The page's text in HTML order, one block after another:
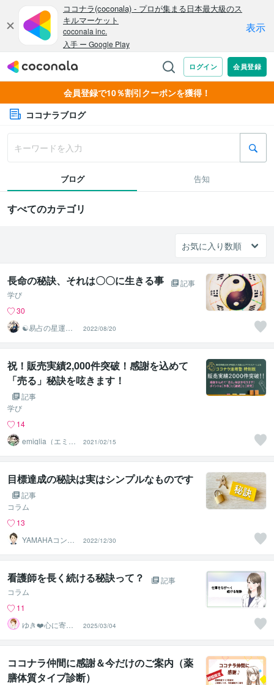
会員登録で10％割引クーポンを獲得！
ココナラブログ
ブログ 告知
すべてのカテゴリ
長命の秘訣、それは〇〇に生きる事
記事
学び
30
☯易占の星運河
2022/08/20
祝！販売実績2,000件突破！感謝を込めて
「売る」秘訣を呟きます！
記事
学び
14
emiglia（エミリ
ア）
2021/02/15
目標達成の秘訣は実はシンプルなものです
記事
コラム
13
YAMAHAコンサ
ルティング
2022/12/30
看護師を長く続ける秘訣って？
記事
コラム
11
ゆき❤️心に寄り
添う癒しのナー
ス
2025/03/04
ココナラ仲間に感謝＆今だけのご案内（薬
膳体質タイプ診断）